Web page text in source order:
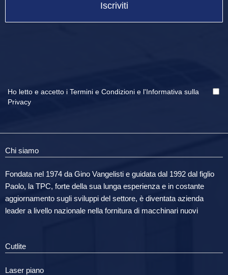
Iscriviti
Ho letto e accetto i Termini e Condizioni e l'Informativa sulla
Privacy
Chi siamo
Fondata nel 1974 da Gino Vangelisti e guidata dal 1992 dal figlio
Paolo, la TPC, forte della sua lunga esperienza e in costante
aggiornamento sugli sviluppi del settore, è diventata azienda
leader a livello nazionale nella fornitura di macchinari nuovi
Cutlite
Laser piano